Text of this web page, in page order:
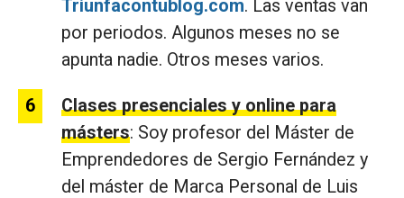
Triunfacontublog.com. Las ventas van
por periodos. Algunos meses no se
apunta nadie. Otros meses varios.
Clases presenciales y online para
másters: Soy profesor del Máster de
Emprendedores de Sergio Fernández y
del máster de Marca Personal de Luis